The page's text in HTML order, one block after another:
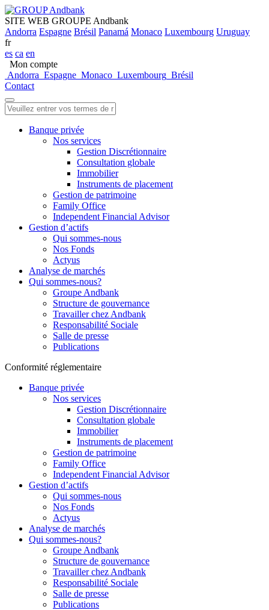
SITE WEB GROUPE Andbank
Andorra Espagne Brésil Panamá Monaco Luxembourg Uruguay
fr
es ca en
Mon compte
Andorra Espagne Monaco Luxembourg Brésil
Contact
Banque privée
Nos services
Gestion Discrétionnaire
Consultation globale
Immobilier
Instruments de placement
Gestion de patrimoine
Family Office
Independent Financial Advisor
Gestion d’actifs
Qui sommes-nous
Nos Fonds
Actyus
Analyse de marchés
Qui sommes-nous?
Groupe Andbank
Structure de gouvernance
Travailler chez Andbank
Responsabilité Sociale
Salle de presse
Publications
Conformité réglementaire
Banque privée
Nos services
Gestion Discrétionnaire
Consultation globale
Immobilier
Instruments de placement
Gestion de patrimoine
Family Office
Independent Financial Advisor
Gestion d’actifs
Qui sommes-nous
Nos Fonds
Actyus
Analyse de marchés
Qui sommes-nous?
Groupe Andbank
Structure de gouvernance
Travailler chez Andbank
Responsabilité Sociale
Salle de presse
Publications